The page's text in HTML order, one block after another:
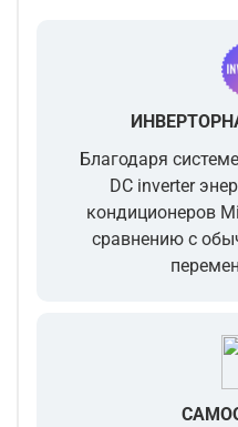
Благодаря
DC inverter
кондиционеров
сравнению с